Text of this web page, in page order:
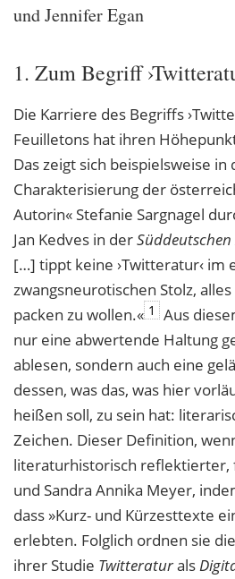
und Jennifer Egan
1. Zum Begriff
Die Karriere des Begriffs
Feuilletons hat ihren
Das zeigt sich beispielsweise
Charakterisierung der
Autorin« Stefanie Sargnagel
Jan Kedves in der
[…] tippt keine ›Twitteratur‹ im
zwangsneurotischen Stolz,
packen zu wollen.« 1
Aus
nur eine abwertende Haltung
ablesen, sondern auch eine
dessen, was das, was hier
heißen soll, zu sein hat:
Zeichen. Dieser Definition,
literaturhistorisch reflektierter,
und Sandra Annika Meyer,
dass »Kurz- und Kürzesttexte
erlebten. Folglich ordnen sie
ihrer Studie Twitteraturals